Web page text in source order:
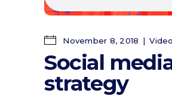
November 8, 2018
Social
strategy